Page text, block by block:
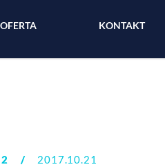
OFERTA KONTAKT
/ 2017.10.21